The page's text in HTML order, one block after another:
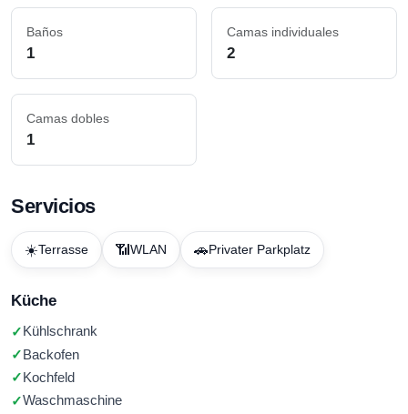
Baños
1
Camas individuales
2
Camas dobles
1
Servicios
☀️Terrasse 📶 WLAN 🚗Privater Parkplatz
Küche
Kühlschrank
Backofen
Kochfeld
Waschmaschine